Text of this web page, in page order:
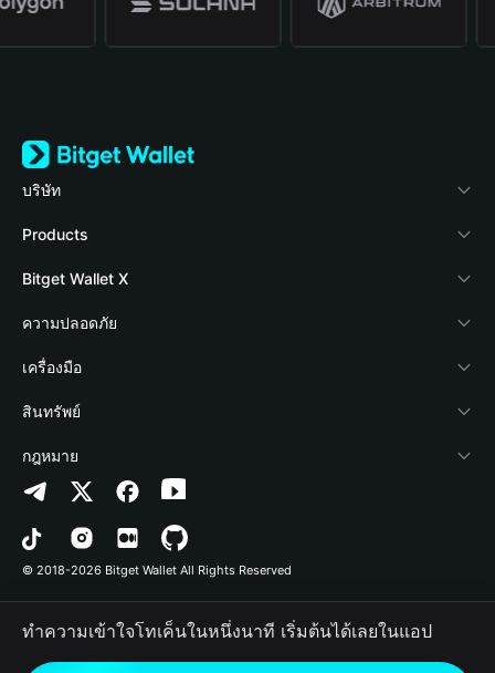
บริษัท
เกี่ยวกับ Bitget Wallet
Blog
Academy
ข่าวสารด้านคริปโต
ศูนย์ช่วยเหลือ
ติดต่อเรา
ทรัพยากรข้อมูลของแบรนด์
อาชีพ
Products
Crypto Card
Stablecoin Earn
Payfi Crypto
Crypto Swap API
Altcoin Season Index
Prediction Markets
DApp
RWA
Bitget Wallet X
นักพัฒนา
เชื่อมต่อ Wallet
Bitget Wallet Pay
ลิสต์โปรเจกต์
ความปลอดภัย
Protection Fund
เทคโนโลยีความปลอดภัย
เครื่องมือ
ซื้อคริปโต
การตรวจจับการอนุญาต
การตรวจจับสัญญา
การโอนเป็นชุด
สินทรัพย์
Arbitrum
Avalanche
Bitcoin
Polygon
กฎหมาย
นโยบายความเป็นส่วนตัว
ข้อตกลงในการใช้บริการ
© 2018-2026 Bitget Wallet All Rights Reserved
ทำความเข้าใจโทเค็นในหนึ่งนาที เริ่มต้นได้เลยในแอป